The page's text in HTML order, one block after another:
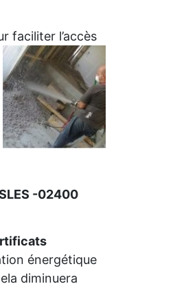
faciliter l’accès
-02400
énergétique
diminuera